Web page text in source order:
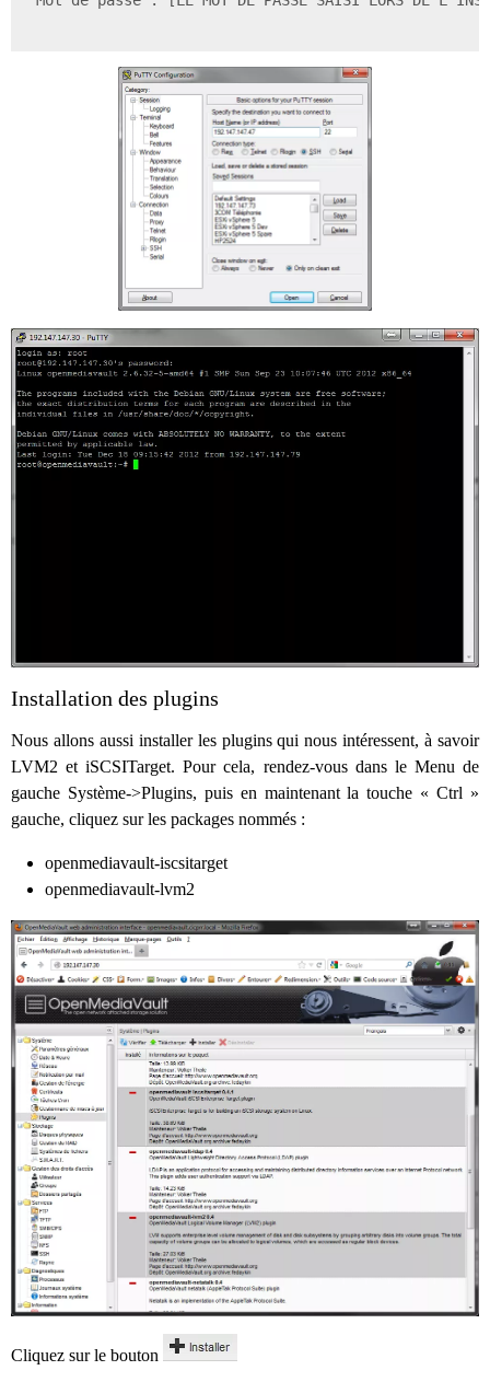
Installation des plugins
Nous allons aussi installer les plugins qui nous intéressent, à savoir
LVM2 et iSCSITarget. Pour cela, rendez-vous dans le Menu de
gauche Système->Plugins, puis en maintenant la touche « Ctrl »
gauche, cliquez sur les packages nommés :
openmediavault-iscsitarget
openmediavault-lvm2
Cliquez sur le bouton